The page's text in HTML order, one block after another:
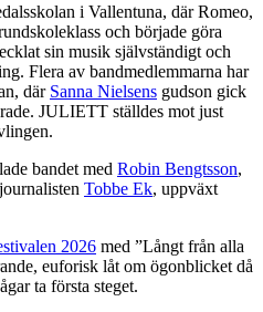
i Vallentuna, där Romeo,
och började göra
sin musik självständigt och
Flera av bandmedlemmarna har
där Sanna Nielsens gudson gick
JULIETT ställdes mot just
bandet med Robin Bengtsson,
Tobbe Ek, uppväxt
2026 med ”Långt från alla
euforisk låt om ögonblicket då
ta första steget.